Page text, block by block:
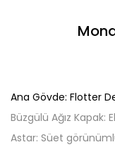
Ana Gövde: Flotter
Büzgülü Ağız Kapak:
Astar: Süet